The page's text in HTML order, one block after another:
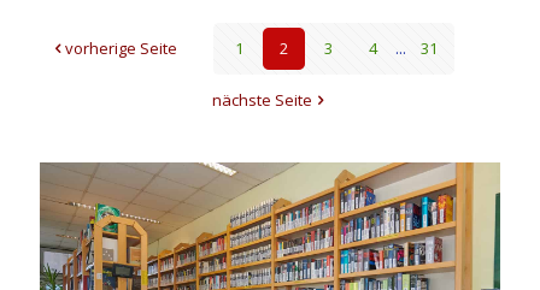
vorherige Seite 1 2 3 4 ... 31
nächste Seite